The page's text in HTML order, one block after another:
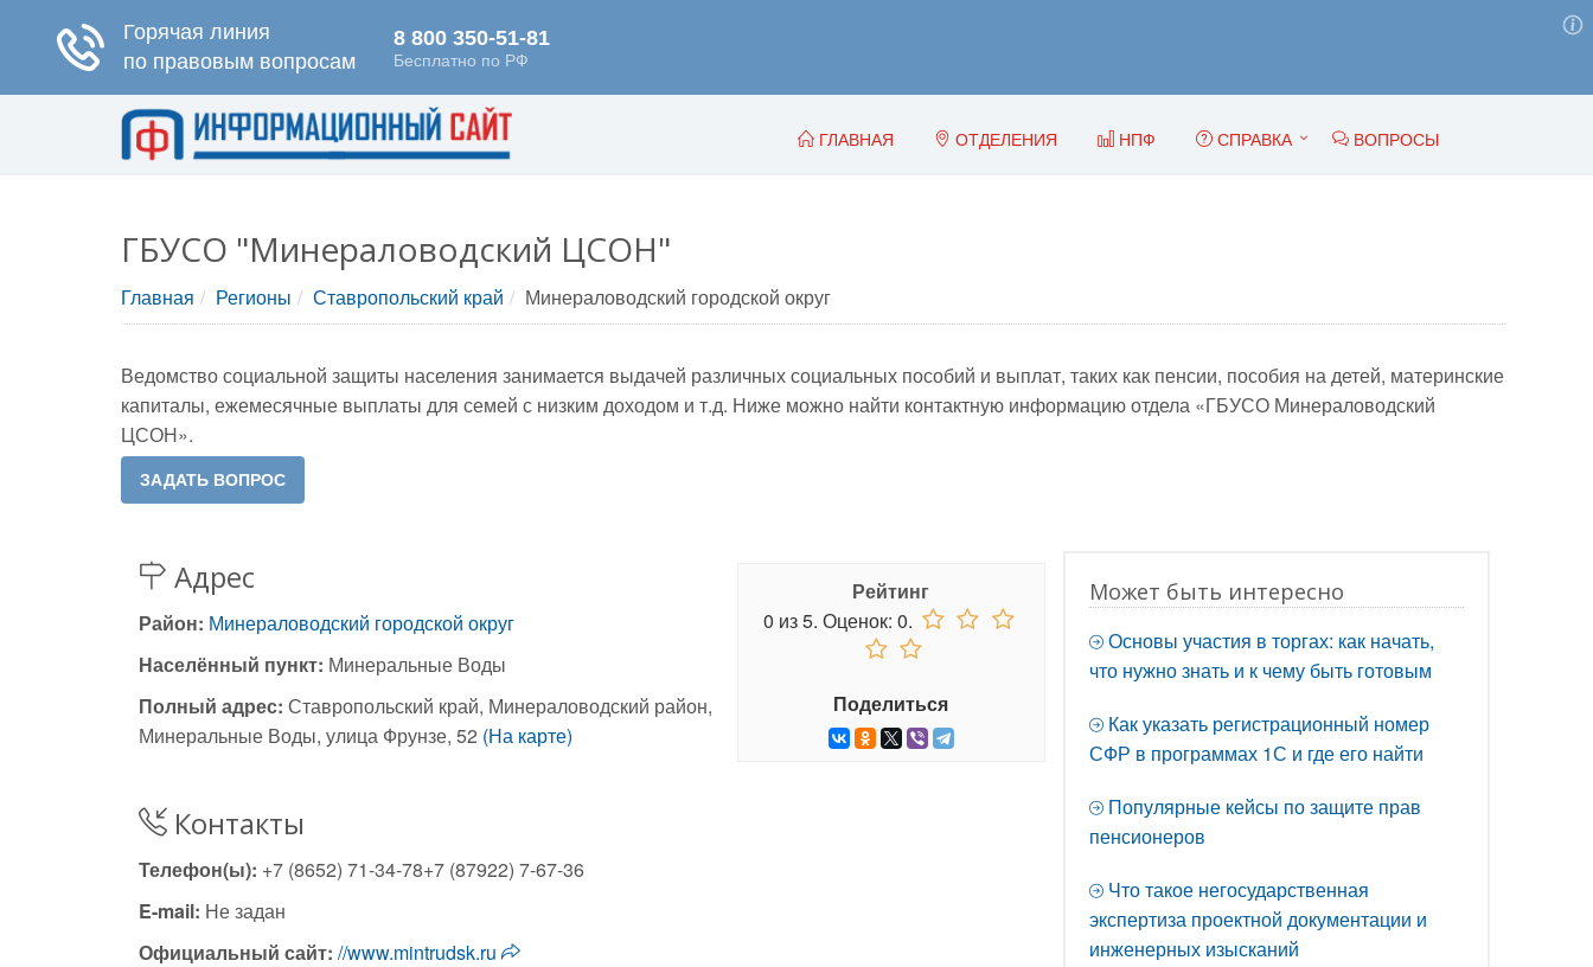
ГЛАВНАЯ ОТДЕЛЕНИЯ НПФ СПРАВКА ВОПРОСЫ
ГБУСО "Минераловодский ЦСОН"
Главная Регионы Ставропольский край Минераловодский городской округ
Ведомство социальной защиты населения занимается выдачей различных социальных пособий и выплат, таких как пенсии, пособия на детей, материнские
капиталы, ежемесячные выплаты для семей с низким доходом и т.д. Ниже можно найти контактную информацию отдела «ГБУСО Минераловодский
ЦСОН».
Адрес
Район: Минераловодский городской округ
Населённый пункт: Минеральные Воды
Полный адрес: Ставропольский край, Минераловодский район,
Минеральные Воды, улица Фрунзе, 52 (На карте)
Рейтинг
0 из5. Оценок:0.
Поделиться
Контакты
Телефон(ы): +7 (8652) 71-34-78+7 (87922) 7-67-36
E-mail: Не задан
Официальный сайт: //www.mintrudsk.ru
Может быть интересно
Основы участия в торгах: как начать,
что нужно знать и к чему быть готовым
Как указать регистрационный номер
СФР в программах 1С и где его найти
Популярные кейсы по защите прав
пенсионеров
Что такое негосударственная
экспертиза проектной документации и
инженерных изысканий